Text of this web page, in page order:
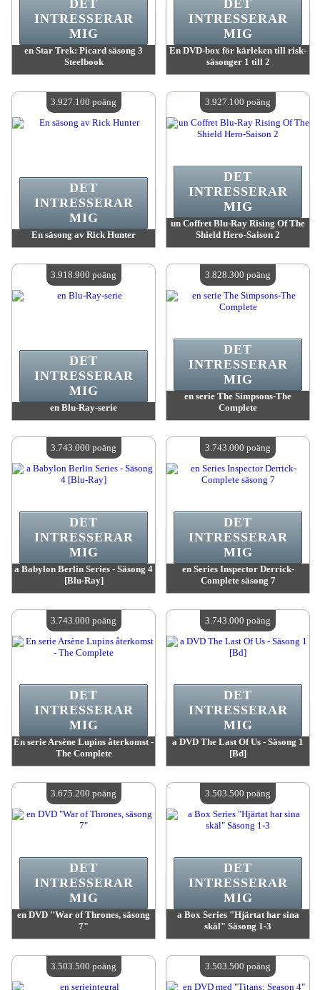
en Star Trek: Picard säsong 3
Steelbook
Antal tillgängliga:4
DET
INTRESSERAR
MIG
En DVD-box för kärleken till risk-
säsonger 1 till 2
Antal tillgängliga:4
DET
INTRESSERAR
MIG
En säsong av Rick Hunter
Antal tillgängliga:4
DET
INTRESSERAR
MIG
3.927.100 poäng
un Coffret Blu-Ray Rising Of The
Shield Hero-Saison 2
Antal tillgängliga:4
DET
INTRESSERAR
MIG
3.927.100 poäng
en Blu-Ray-serie
Antal tillgängliga:4
DET
INTRESSERAR
MIG
3.918.900 poäng
en serie The Simpsons-The
Complete
Antal tillgängliga:4
DET
INTRESSERAR
MIG
3.828.300 poäng
a Babylon Berlin Series - Säsong 4
[Blu-Ray]
Antal tillgängliga:4
DET
INTRESSERAR
MIG
3.743.000 poäng
en Series Inspector Derrick-
Complete säsong 7
Antal tillgängliga:4
DET
INTRESSERAR
MIG
3.743.000 poäng
En serie Arsène Lupins återkomst -
The Complete
Antal tillgängliga:4
DET
INTRESSERAR
MIG
3.743.000 poäng
a DVD The Last Of Us - Säsong 1
[Bd]
Antal tillgängliga:4
DET
INTRESSERAR
MIG
3.743.000 poäng
en DVD "War of Thrones, säsong
7"
Antal tillgängliga:4
DET
INTRESSERAR
MIG
3.675.200 poäng
a Box Series "Hjärtat har sina
skäl" Säsong 1-3
Antal tillgängliga:4
DET
INTRESSERAR
MIG
3.503.500 poäng
3.503.500 poäng 3.503.500 poäng